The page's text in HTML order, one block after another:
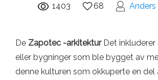
1403 68 Anders
De Zapotec -arkitekturDet inkluderer
eller bygninger som ble bygget av
denne kulturen som okkuperte en del